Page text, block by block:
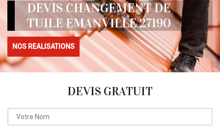
DEVIS CHANGEMENT DE
TUILE EMANVILLE 27190
NOS REALISATIONS
DEVIS GRATUIT